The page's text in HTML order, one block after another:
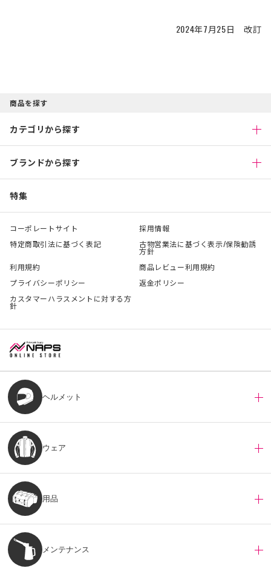
2024年7月25日 改訂
商品を探す
カテゴリから探す
ブランドから探す
特集
コーポレートサイト
採用情報
特定商取引法に基づく表記
古物営業法に基づく表示/保険勧誘
方針
利用規約
商品レビュー利用規約
プライバシーポリシー
返金ポリシー
カスタマーハラスメントに対する方
針
ヘルメット
ウェア
用品
メンテナンス